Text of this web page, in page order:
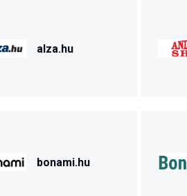
alza.hu
bonami.hu